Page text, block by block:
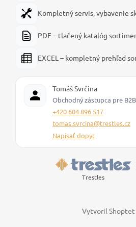
Kompletný servis, vybavenie
PDF – tlačený katalóg
EXCEL – kompletný prehľad
Tomáš Svrčina
Obchodný zástupca pre B2B
+420 604 896 517
tomas.svrcina@trestles.cz
Napísať dopyt
Trestles
Vytvoril Shoptet